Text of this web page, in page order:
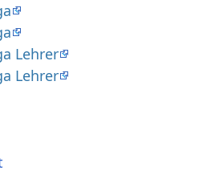
Lehrer
Lehrer